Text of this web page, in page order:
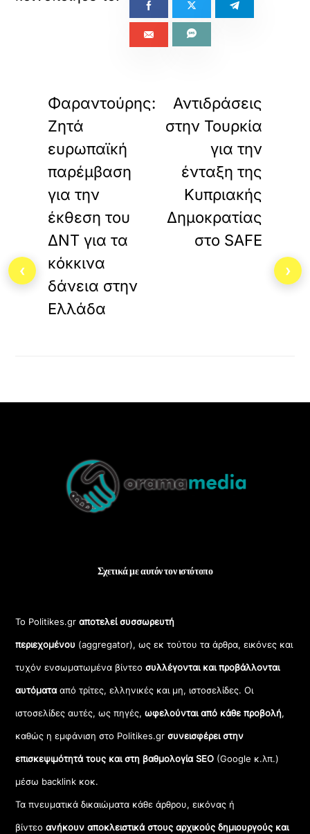
Φαραντούρης:
Ζητά
ευρωπαϊκή
παρέμβαση
για την
έκθεση του
ΔΝΤ για τα
κόκκινα
δάνεια στην
Ελλάδα
Αντιδράσεις
στην Τουρκία
για την
ένταξη της
Κυπριακής
Δημοκρατίας
στο SAFE
Top
Σχετικά με αυτόν τον ιστότοπο
Το Politikes.grαποτελεί συσσωρευτή
περιεχομένου (aggregator), ως εκ τούτου τα άρθρα, εικόνες και
τυχόν ενσωματωμένα βίντεοσυλλέγονται και προβάλλονται
αυτόματααπό τρίτες, ελληνικές και μη, ιστοσελίδες. Οι
ιστοσελίδες αυτές, ως πηγές,ωφελούνται από κάθε προβολή,
καθώς η εμφάνιση στο Politikes.gr συνεισφέρει στην
επισκεψιμότητά τους και στη βαθμολογία SEO (Google κ.λπ.)
μέσω backlink κοκ.
Τα πνευματικά δικαιώματα κάθε άρθρου, εικόνας ή
βίντεοανήκουν αποκλειστικά στους αρχικούς δημιουργούς και
‹ ›